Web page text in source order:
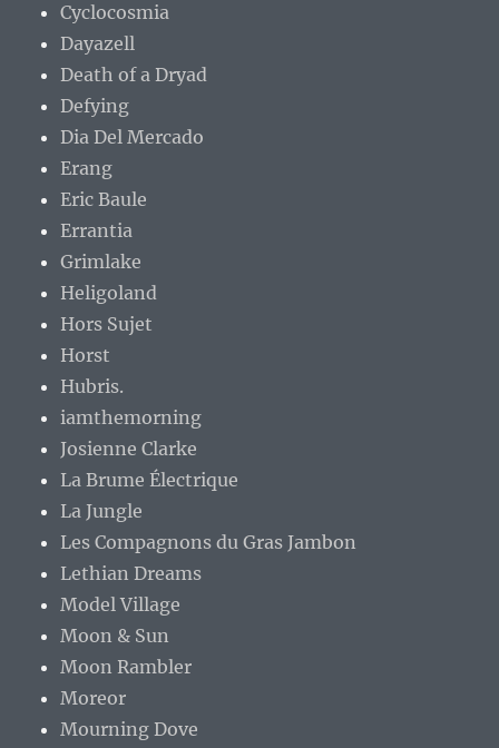
Cyclocosmia
Dayazell
Death of a Dryad
Defying
Dia Del Mercado
Erang
Eric Baule
Errantia
Grimlake
Heligoland
Hors Sujet
Horst
Hubris.
iamthemorning
Josienne Clarke
La Brume Électrique
La Jungle
Les Compagnons du Gras Jambon
Lethian Dreams
Model Village
Moon & Sun
Moon Rambler
Moreor
Mourning Dove